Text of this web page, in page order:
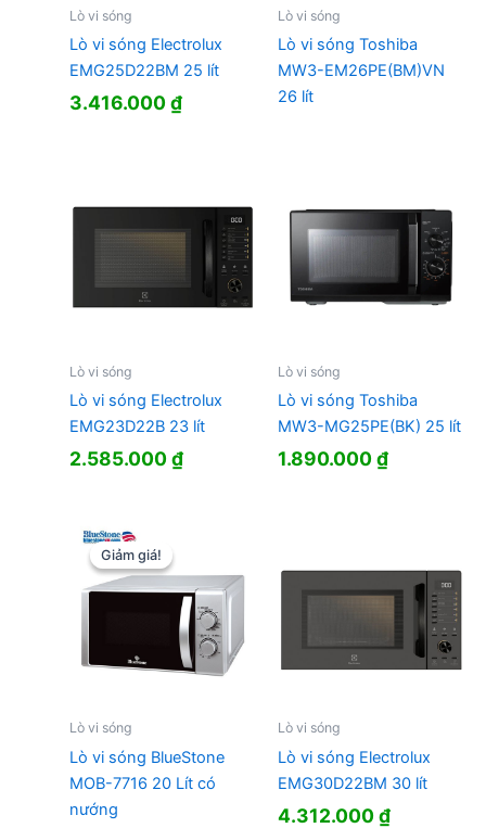
Lò vi sóng
Lò vi sóng Electrolux
EMG25D22BM 25 lít
3.416.000₫
Lò vi sóng
Lò vi sóng Toshiba
MW3-EM26PE(BM)VN
26 lít
Lò vi sóng
Lò vi sóng Electrolux
EMG23D22B 23 lít
2.585.000₫
Lò vi sóng
Lò vi sóng Toshiba
MW3-MG25PE(BK) 25 lít
1.890.000₫
Giảm giá!
Giảm giá!
Lò vi sóng
Lò vi sóng BlueStone
MOB-7716 20 Lít có
nướng
Lò vi sóng
Lò vi sóng Electrolux
EMG30D22BM 30 lít
4.312.000₫